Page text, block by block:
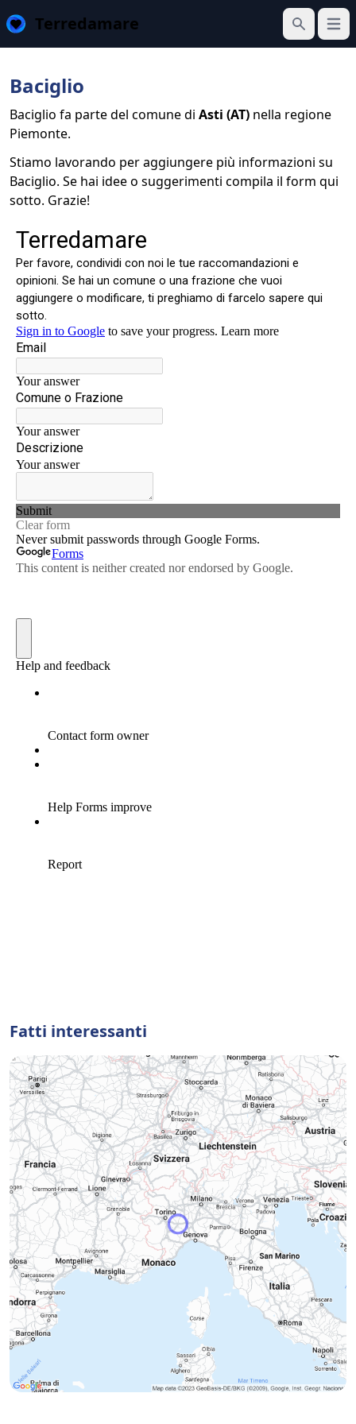
Terredamare
Cerca
Apri
Baciglio
Baciglio fa parte del comune di Asti (AT) nella regione
Piemonte.
Stiamo lavorando per aggiungere più informazioni su
Baciglio. Se hai idee o suggerimenti compila il form qui
sotto. Grazie!
Fatti interessanti